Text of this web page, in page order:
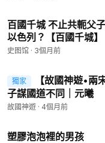
百國千城 不止共軛父
以色列？【百國千城】
史图馆 · 3個月前
會員專享
獨家
【故國神遊•兩宋風華】
子謀國道不同｜元曦
故國神遊 · 4個月前
塑膠泡泡裡的男孩